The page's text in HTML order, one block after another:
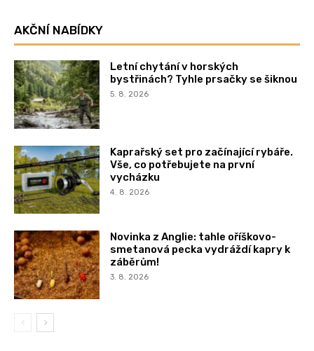
AKČNÍ NABÍDKY
Letní chytání v horských
bystřinách? Tyhle prsačky se šiknou
5. 8. 2026
Kaprařský set pro začínající rybáře.
Vše, co potřebujete na první
vycházku
4. 8. 2026
Novinka z Anglie: tahle oříškovo-
smetanová pecka vydráždí kapry k
záběrům!
3. 8. 2026